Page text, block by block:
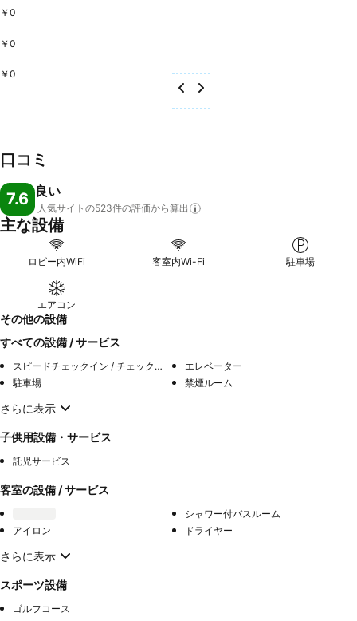
￥0
￥0
￥0
口コミ
7.6 良い
人気サイトの523件の評価から算出
主な設備
ロビー内WiFi 客室内Wi-Fi 駐車場
エアコン
その他の設備
すべての設備 / サービス
スピードチェックイン / チェックアウト
エレベーター
駐車場
禁煙ルーム
さらに表示
子供用設備・サービス
託児サービス
客室の設備 / サービス
シャワー付バスルーム
アイロン
ドライヤー
さらに表示
スポーツ設備
ゴルフコース